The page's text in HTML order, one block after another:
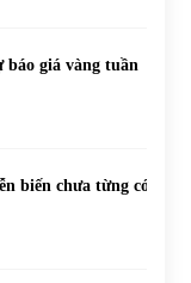
báo giá vàng tuần
biến chưa từng có